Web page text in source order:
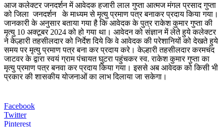
आज कलेक्टर जनदर्शन में आवेदक हजारी लाल गुप्ता आत्मज मंगल प्रसाद गुप्ता
को जिला जनदर्शन के माध्यम से मृत्यु प्रमाण पत्र बनाकर प्रदाय किया गया।
जानकारी के अनुसार बताया गया है कि आवेदक के पुत्र राकेश कुमार गुप्ता की
मृत्यु 10 अक्टूबर 2024 को हो गया था। आवेदन को संज्ञान में लेते हुये कलेक्टर
ने केल्हारी तहसीलदार को निर्देश दिये कि वे आवेदक की परेशानियों को देखते हुये
समय पर मृत्यु प्रमाण पत्र बना कर प्रदाय करे। केल्हारी तहसीलदार करमचंद
जाटवर के द्वारा स्वयं ग्राम पंचायत घुटरा पहुंचकर स्व. राकेश कुमार गुप्ता का
मृत्यु प्रमाण पत्र बनवा कर प्रदाय किया गया। इससे अब आवेदक को किसी भी
प्रकार की शासकीय योजनाओं का लाभ दिलाया जा सकेगा।
Facebook
Twitter
Pinterest